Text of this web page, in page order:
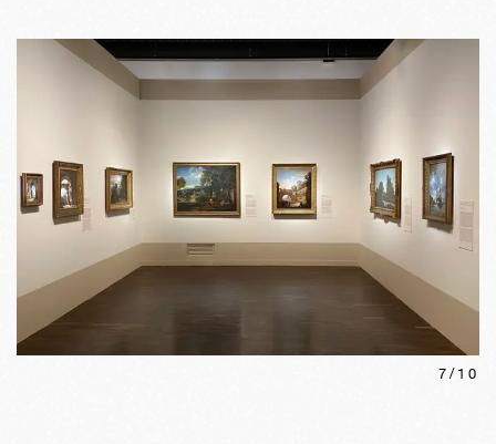
7/ 10